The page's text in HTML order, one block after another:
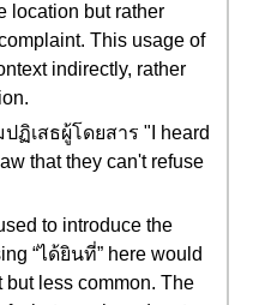
location but rather
This usage of
indirectly, rather
ฏิเสธผู้โดยสาร "I heard
that they can't refuse
to introduce the
“ได้ยินที่” here would
less common. The